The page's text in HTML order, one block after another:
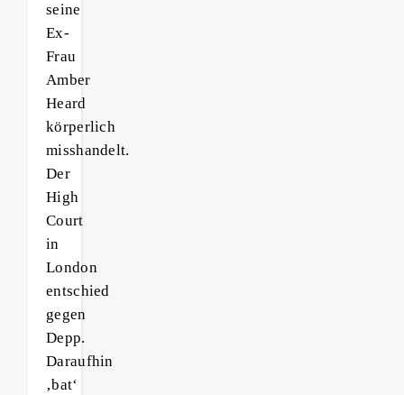
seine
Ex-
Frau
Amber
Heard
körperlich
misshandelt.
Der
High
Court
in
London
entschied
gegen
Depp.
Daraufhin
‚bat‘